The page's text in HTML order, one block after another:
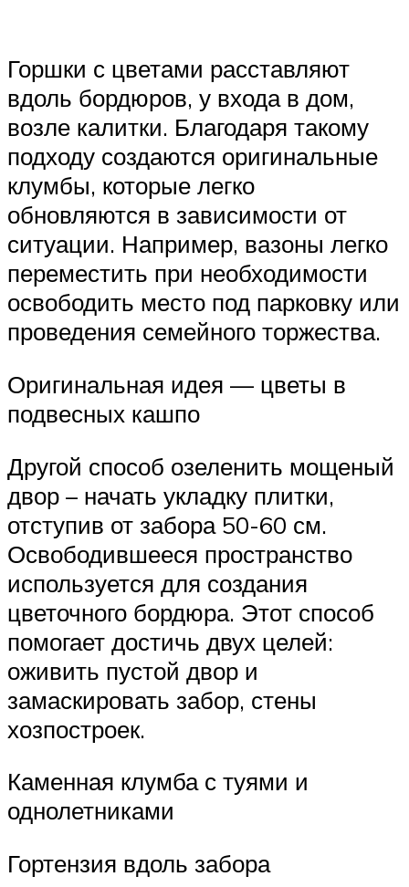
Горшки с цветами расставляют
вдоль бордюров, у входа в дом,
возле калитки. Благодаря такому
подходу создаются оригинальные
клумбы, которые легко
обновляются в зависимости от
ситуации. Например, вазоны легко
переместить при необходимости
освободить место под парковку или
проведения семейного торжества.
Оригинальная идея — цветы в
подвесных кашпо
Другой способ озеленить мощеный
двор – начать укладку плитки,
отступив от забора 50-60 см.
Освободившееся пространство
используется для создания
цветочного бордюра. Этот способ
помогает достичь двух целей:
оживить пустой двор и
замаскировать забор, стены
хозпостроек.
Каменная клумба с туями и
однолетниками
Гортензия вдоль забора